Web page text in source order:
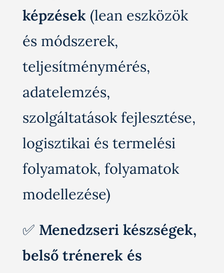
képzések(lean eszközök
és módszerek,
teljesítménymérés,
adatelemzés,
szolgáltatások fejlesztése,
logisztikai és termelési
folyamatok, folyamatok
modellezése)
✅ Menedzseri készségek,
belső trénerek és